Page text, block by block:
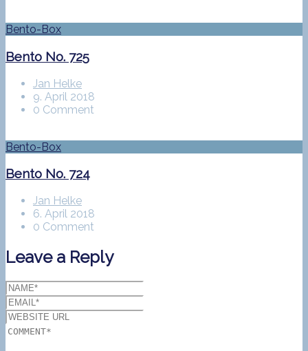
Bento-Box
Bento No. 725
Jan Helke
9. April 2018
0 Comment
Bento-Box
Bento No. 724
Jan Helke
6. April 2018
0 Comment
Leave a Reply